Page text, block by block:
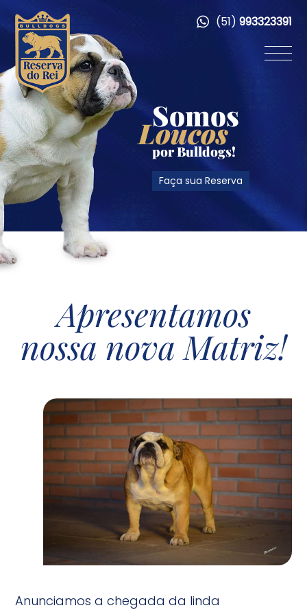
Somos
Loucos
por Bulldogs!
Faça sua Reserva
(51) 993323391
Apresentamos
nossa nova Matriz!
Anunciamos a chegada da linda